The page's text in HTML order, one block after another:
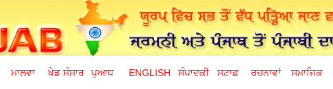
ਮਾਲਵਾ ਖੇਡ ਸੰਸਾਰ ਪੁਆਧ ENGLISH ਸੰਪਾਦਕੀ ਸਟਾਫ਼ ਰਚਨਾਵਾਂ ਸਮਾਜਿਕ